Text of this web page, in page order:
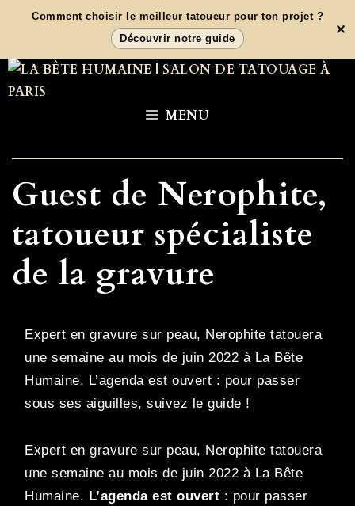
contenu
Comment choisir le meilleur tatoueur pour ton projet ?
Découvrir notre guide
✕
MENU
Guest de Nerophite,
tatoueur spécialiste
de la gravure
Expert en gravure sur peau, Nerophite tatouera
une semaine au mois de juin 2022 à La Bête
Humaine. L’agenda est ouvert : pour passer
sous ses aiguilles, suivez le guide !
Expert en gravure sur peau, Nerophite tatouera
une semaine au mois de juin 2022 à La Bête
Humaine. L’agenda est ouvert : pour passer